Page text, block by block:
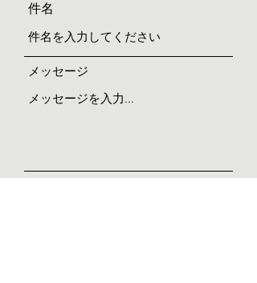
件名
メッセージ